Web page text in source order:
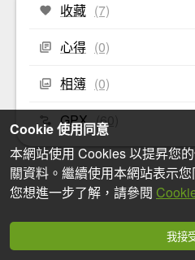
收藏 (7)
心得 (0)
相簿 (0)
GPX (60)
Cookie 使用同意
本網站使用 Cookies 以提昇您
關資料。繼續使用本網站表示
您想進一步了解，請參閱
我接